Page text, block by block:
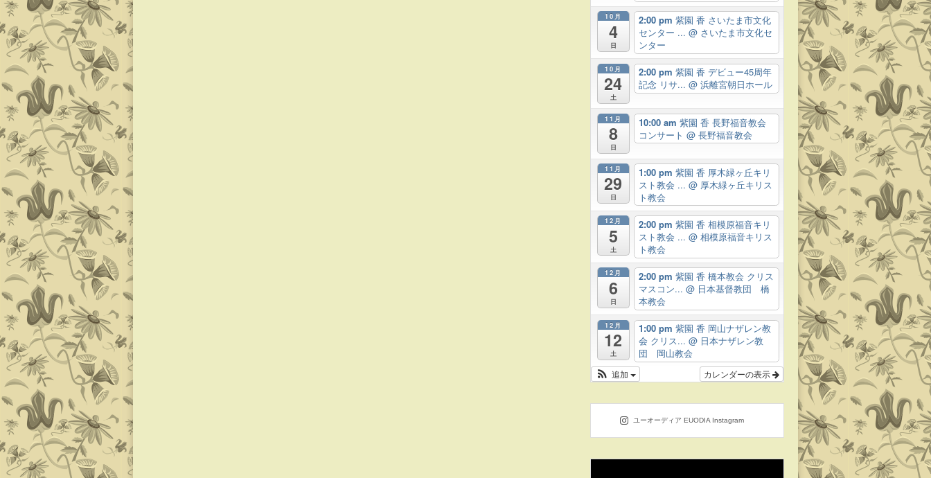
10月
4
日
2:00 pm 紫園 香 さいたま市文化
センター ... @ さいたま市文化セ
ンター
10月
24
土
2:00 pm 紫園 香 デビュー45周年
記念 リサ... @ 浜離宮朝日ホール
11月
8
日
10:00 am 紫園 香 長野福音教会
コンサート @ 長野福音教会
11月
29
日
1:00 pm 紫園 香 厚木緑ヶ丘キリ
スト教会 ... @ 厚木緑ヶ丘キリス
ト教会
12月
5
土
2:00 pm 紫園 香 相模原福音キリ
スト教会 ... @ 相模原福音キリス
ト教会
12月
6
日
2:00 pm 紫園 香 橋本教会 クリス
マスコン... @ 日本基督教団 橋
本教会
12月
12
土
1:00 pm 紫園 香 岡山ナザレン教
会 クリス... @ 日本ナザレン教
団 岡山教会
カレンダーの表示
追加
ユーオーディア EUODIA Instagram